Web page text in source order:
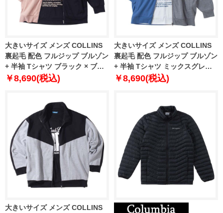
大きいサイズ メンズ COLLINS
裏起毛 配色 フルジップ ブルゾン
+ 半袖 Tシャツ ブラック × ブラ
ック 1258-4311-2 3L 4L 5L 6L
￥8,690(税込)
大きいサイズ メンズ COLLINS
裏起毛 配色 フルジップ ブルゾン
+ 半袖 Tシャツ ミックスグレー ×
ホワイト 1258-4311-1 3L 4L 5L
￥8,690(税込)
大きいサイズ メンズ COLLINS